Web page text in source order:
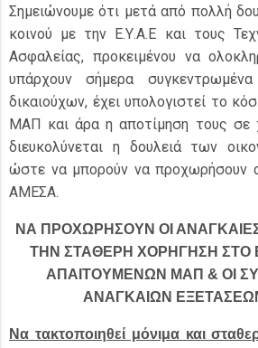
Σημειώνουμε ότι μετά από πολλή
κοινού με την Ε.Υ.Α.Ε και τους
Ασφαλείας, προκειμένου να
υπάρχουν σήμερα
δικαιούχων, έχει υπολογιστεί το
ΜΑΠ και άρα η αποτίμηση τους σε
διευκολύνεται η δουλειά των
ώστε να μπορούν να προχωρήσουν
ΑΜΕΣΑ.
ΝΑ ΠΡΟΧΩΡΗΣΟΥΝ ΟΙ
ΤΗΝ ΣΤΑΘΕΡΗ ΧΟΡΗΓΗΣΗ ΣΤΟ
ΑΠΑΙΤΟΥΜΕΝΩΝ ΜΑΠ & ΟΙ
ΑΝΑΓΚΑΙΩΝ
Να τακτοποιηθεί μόνιμα και